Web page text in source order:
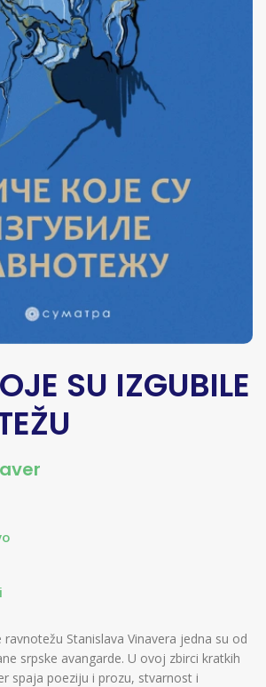
SU IZGUBILE
ravnotežu Stanislava Vinavera jedna su od
srpske avangarde. U ovoj zbirci kratkih
spaja poeziju i prozu, stvarnost i